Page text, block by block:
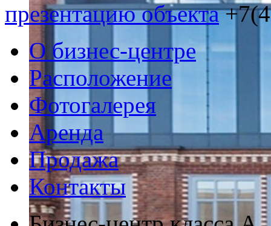
презентацию объекта
О бизнес-центре
Расположение
Фотогалерея
Аренда
Продажа
Контакты